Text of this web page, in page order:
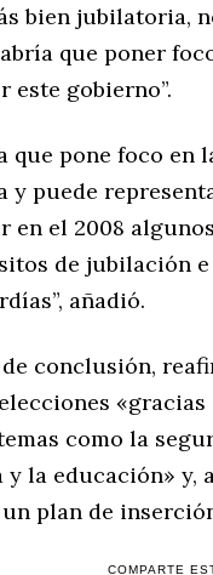
bien jubilatoria,
que poner
este gobierno”.
que pone foco
y puede
en el 2008
de jubilación
añadió.
conclusión,
como la
la educación» y,
plan de
COMPARTE